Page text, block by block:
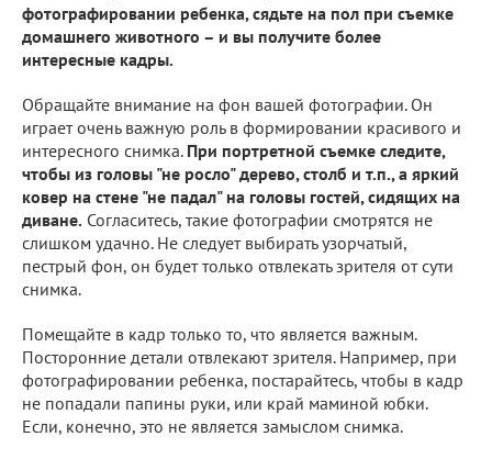
фотографировании ребенка, сядьте на пол при съемке
домашнего животного – и вы получите более
интересные кадры.
Обращайте внимание на фон вашей фотографии. Он
играет очень важную роль в формировании красивого и
интересного снимка. При портретной съемке следите,
чтобы из головы "не росло" дерево, столб и т.п., а яркий
ковер на стене "не падал" на головы гостей, сидящих на
диване. Согласитесь, такие фотографии смотрятся не
слишком удачно. Не следует выбирать узорчатый,
пестрый фон, он будет только отвлекать зрителя от сути
снимка.
Помещайте в кадр только то, что является важным.
Посторонние детали отвлекают зрителя. Например, при
фотографировании ребенка, постарайтесь, чтобы в кадр
не попадали папины руки, или край маминой юбки.
Если, конечно, это не является замыслом снимка.